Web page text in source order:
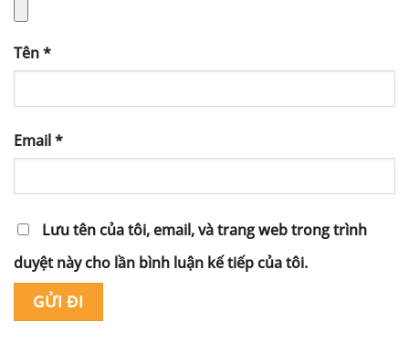
Tên*
Email*
Lưu tên của tôi, email, và trang web trong trình
duyệt này cho lần bình luận kế tiếp của tôi.